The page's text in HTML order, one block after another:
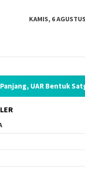
KAMIS, 6
Penanggulangan